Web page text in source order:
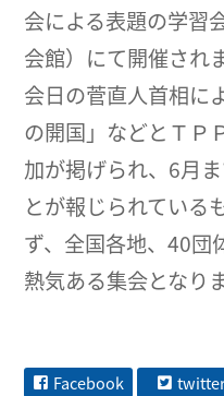
会による表題の学習
会館）にて開催され
会日の菅直人首相に
の開国」などとＴＰ
加が掲げられ、6月
とが報じられている
ず、全国各地、40団
熱気ある集会となり
Facebook